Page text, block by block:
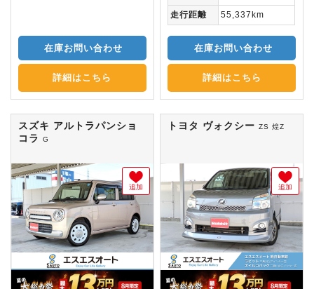
在庫お問い合わせ
詳細はこちら
走行距離
55,337km
在庫お問い合わせ
詳細はこちら
スズキ アルトラパンショ
コラ
G
追加
トヨタ ヴォクシーZS 煌Z
追加